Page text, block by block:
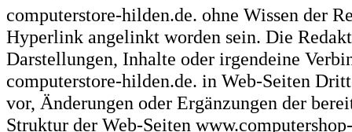
computerstore-hilden.de. ohne Wissen der
Hyperlink angelinkt worden sein. Die
Darstellungen, Inhalte oder irgendeine
computerstore-hilden.de. in Web-Seiten
vor, Änderungen oder Ergänzungen der
Struktur der Web-Seiten